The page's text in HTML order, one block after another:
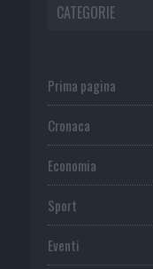
CATEGORIE
Prima pagina
Cronaca
Economia
Sport
Eventi